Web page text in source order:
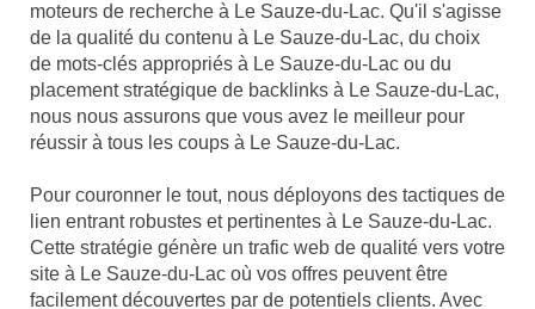
moteurs de recherche à Le Sauze-du-Lac. Qu'il s'agisse
de la qualité du contenu à Le Sauze-du-Lac, du choix
de mots-clés appropriés à Le Sauze-du-Lac ou du
placement stratégique de backlinks à Le Sauze-du-Lac,
nous nous assurons que vous avez le meilleur pour
réussir à tous les coups à Le Sauze-du-Lac.
Pour couronner le tout, nous déployons des tactiques de
lien entrant robustes et pertinentes à Le Sauze-du-Lac.
Cette stratégie génère un trafic web de qualité vers votre
site à Le Sauze-du-Lac où vos offres peuvent être
facilement découvertes par de potentiels clients. Avec